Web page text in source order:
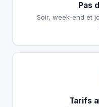
Pas
Soir, week-end et
Tarifs